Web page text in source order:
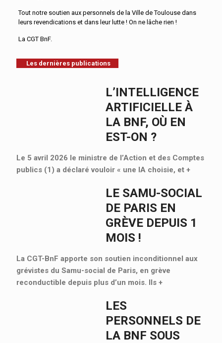
Tout notre soutien aux personnels de la Ville de Toulouse dans
leurs revendications et dans leur lutte ! On ne lâche rien !
La CGT BnF.
Les dernières publications
L’INTELLIGENCE
ARTIFICIELLE À
LA BNF, OÙ EN
EST-ON ?
Le 5 avril 2026 le ministre de l’Action et des Comptes
publics (1) a déclaré vouloir « une IA choisie, et +
LE SAMU-SOCIAL
DE PARIS EN
GRÈVE DEPUIS 1
MOIS !
La CGT-BnF apporte son soutien inconditionnel aux
grévistes du Samu-social de Paris, en grève
reconductible depuis plus d’un mois. Ils +
LES
PERSONNELS DE
LA BNF SOUS